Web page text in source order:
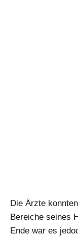
Die Ärzte
Bereiche seines
Ende war es